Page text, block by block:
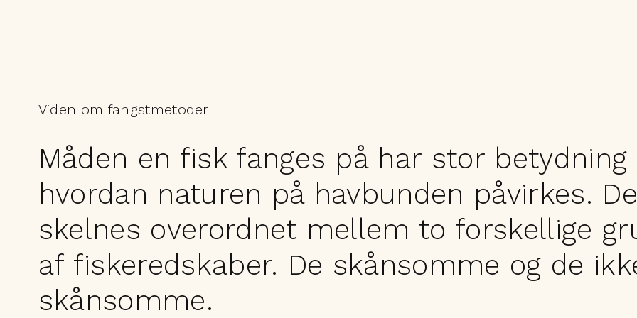
Viden om fangstmetoder
Måden en fisk fanges på har stor betydning
hvordan naturen på havbunden påvirkes.
skelnes overordnet mellem to forskellige
af fiskeredskaber. De skånsomme og de
skånsomme.